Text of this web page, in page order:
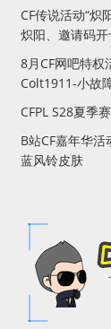
CF传说活动“炽
炽阳、邀请码
8月CF网吧特权
Colt1911-小故
CFPL S28夏季
B站CF嘉年华
蓝风铃皮肤